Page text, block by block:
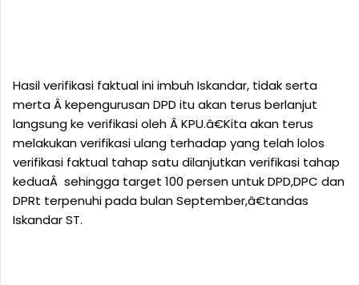
Hasil verifikasi faktual ini imbuh Iskandar, tidak serta
merta Â kepengurusan DPD itu akan terus berlanjut
langsung ke verifikasi oleh Â KPU.â€Kita akan terus
melakukan verifikasi ulang terhadap yang telah lolos
verifikasi faktual tahap satu dilanjutkan verifikasi tahap
keduaÂ sehingga target 100 persen untuk DPD,DPC dan
DPRt terpenuhi pada bulan September,â€tandas
Iskandar ST.